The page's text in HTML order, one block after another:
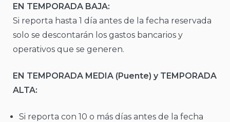
EN TEMPORADA BAJA:
Si reporta hasta 1 día antes de la fecha reservada
solo se descontarán los gastos bancarios y
operativos que se generen.
EN TEMPORADA MEDIA (Puente) y TEMPORADA
ALTA:
Si reporta con 10 o más días antes de la fecha